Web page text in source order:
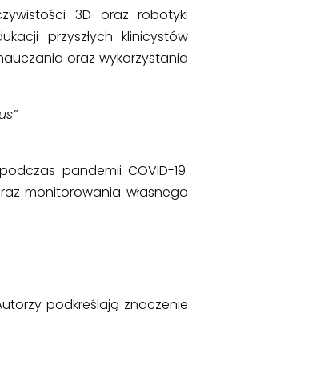
3D oraz robotyki
przyszłych klinicystów
oraz wykorzystania
pandemii COVID-19.
monitorowania własnego
podkreślają znaczenie